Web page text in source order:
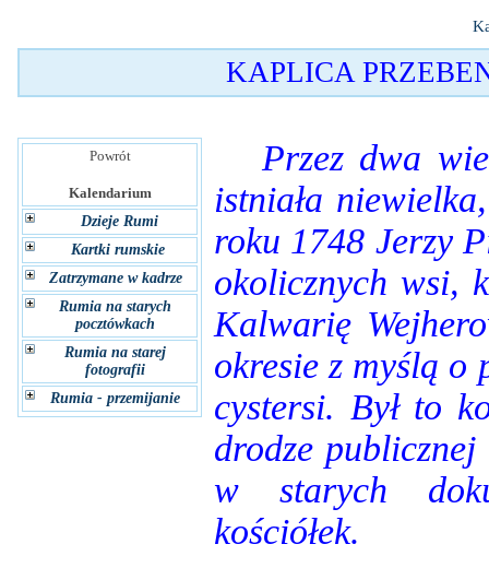
KAPLICA
Powrót
Kalendarium
Dzieje Rumi
Kartki rumskie
Zatrzymane w kadrze
Rumia na starych
pocztówkach
Rumia na starej
fotografii
Rumia - przemijanie
Przez dwa
istniała
roku 1748 Jerzy
okolicznych wsi,
Kalwarię
okresie z myślą
cystersi. Był to
drodze
w starych
kościółek.